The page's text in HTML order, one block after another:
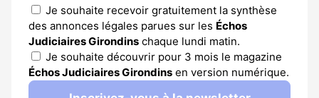
Je souhaite recevoir gratuitement la synthèse
des annonces légales parues sur les Échos
Judiciaires Girondins chaque lundi matin.
Je souhaite découvrir pour 3 mois le magazine
Échos Judiciaires Girondins en version numérique.